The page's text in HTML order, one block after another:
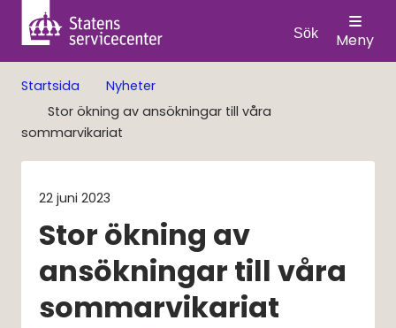
Sök Meny
Startsida
Nyheter
Stor ökning av ansökningar till våra
sommarvikariat
22 juni 2023
Stor ökning av
ansökningar till våra
sommarvikariat